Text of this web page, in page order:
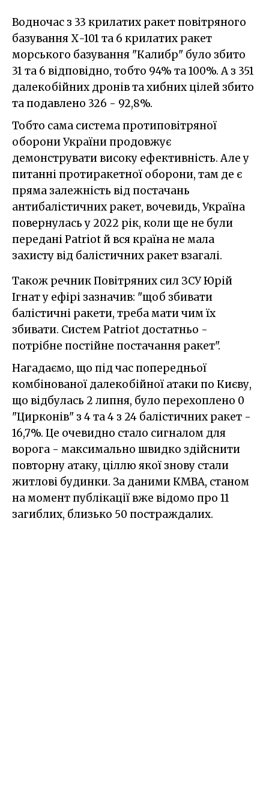
Водночас з 33 крилатих ракет повітряного
базування Х-101 та 6 крилатих ракет
морського базування "Калибр" було збито
31 та 6 відповідно, тобто 94% та 100%. А з 351
далекобійних дронів та хибних цілей збито
та подавлено 326 - 92,8%.
Тобто сама система протиповітряної
оборони України продовжує
демонструвати високу ефективність. Але у
питанні протиракетної оборони, там де є
пряма залежність від постачань
антибалістичних ракет, вочевидь, Україна
повернулась у 2022 рік, коли ще не були
передані Patriot й вся країна не мала
захисту від балістичних ракет взагалі.
Також речник Повітряних сил ЗСУ Юрій
Ігнат у ефірі зазначив: "щоб збивати
балістичні ракети, треба мати чим їх
збивати. Систем Patriot достатньо -
потрібне постійне постачання ракет".
Нагадаємо, що під час попередньої
комбінованої далекобійної атаки по Києву,
що відбулась 2 липня, було перехоплено 0
"Цирконів" з 4 та 4 з 24 балістичних ракет -
16,7%. Це очевидно стало сигналом для
ворога - максимально швидко здійснити
повторну атаку, ціллю якої знову стали
житлові будинки. За даними КМВА, станом
на момент публікації вже відомо про 11
загиблих, близько 50 постраждалих.